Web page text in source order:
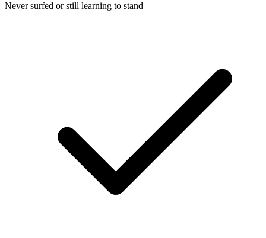
Never surfed or still learning to stand